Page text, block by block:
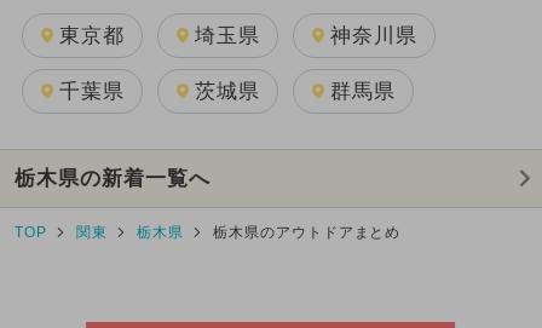
東京都 埼玉県 神奈川県
千葉県 茨城県 群馬県
栃木県の新着一覧へ
TOP 関東 栃木県 栃木県のアウトドアまとめ